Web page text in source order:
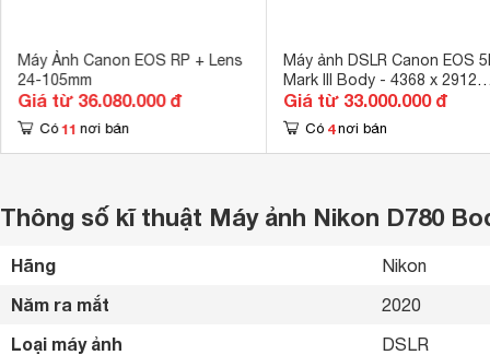
Máy Ảnh Canon EOS RP + Lens
24-105mm
Giá từ 36.080.000 đ
Có 11 nơi bán
Máy ảnh DSLR Canon EOS
Mark III Body - 4368 x 2912
pixels
Giá từ 33.000.000 đ
Có 4 nơi bán
Thông số kĩ thuật Máy ảnh Nikon D780
Hãng Nikon
Năm ra mắt 2020
Loại máy ảnh DSLR